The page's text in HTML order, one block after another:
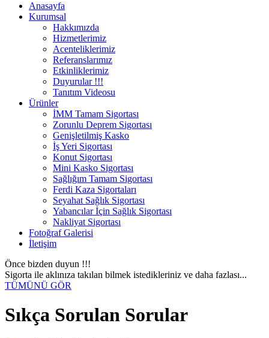
Anasayfa
Kurumsal
Hakkımızda
Hizmetlerimiz
Acenteliklerimiz
Referanslarımız
Etkinliklerimiz
Duyurular !!!
Tanıtım Videosu
Ürünler
İMM Tamam Sigortası
Zorunlu Deprem Sigortası
Genişletilmiş Kasko
İş Yeri Sigortası
Konut Sigortası
Mini Kasko Sigortası
Sağlığım Tamam Sigortası
Ferdi Kaza Sigortaları
Seyahat Sağlık Sigortası
Yabancılar İçin Sağlık Sigortası
Nakliyat Sigortası
Fotoğraf Galerisi
İletişim
Önce bizden duyun !!!
Sigorta ile aklınıza takılan bilmek istedikleriniz ve daha fazlası...
TÜMÜNÜ GÖR
Sıkça Sorulan Sorular